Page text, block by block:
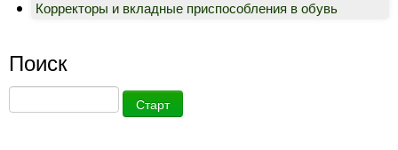
Корректоры и вкладные приспособления в обувь
Поиск